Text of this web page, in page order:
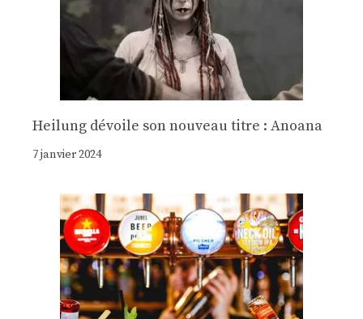
Heilung dévoile son nouveau titre : Anoana
7 janvier 2024